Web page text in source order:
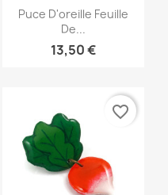
Aperçu rapide
Puce D'oreille Feuille
De...
13,50 €
favorite_border